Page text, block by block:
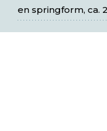
en springform, ca.